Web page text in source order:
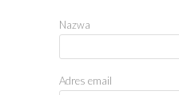
Nazwa
Adres email